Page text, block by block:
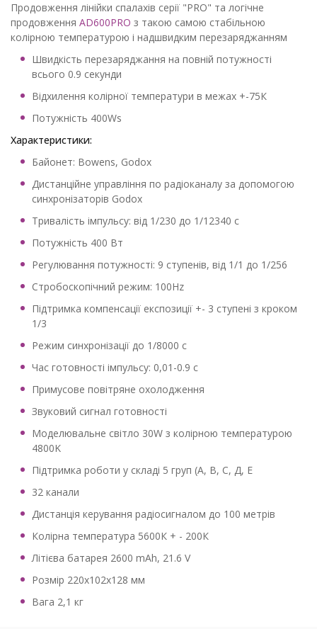
Продовження лінійки спалахів серії "PRO" та логічне
продовження AD600PRO з такою самою стабільною
колірною температурою і надшвидким перезаряджанням
Швидкість перезаряджання на повній потужності
всього 0.9 секунди
Відхилення колірної температури в межах +-75К
Потужність 400Ws
Характеристики:
Байонет: Bowens, Godox
Дистанційне управління по радіоканалу за допомогою
синхронізаторів Godox
Тривалість імпульсу: від 1/230 до 1/12340 с
Потужність 400 Вт
Регулювання потужності: 9 ступенів, від 1/1 до 1/256
Стробоскопічний режим: 100Hz
Підтримка компенсації експозиції +- 3 ступені з кроком
1/3
Режим синхронізації до 1/8000 с
Час готовності імпульсу: 0,01-0.9 с
Примусове повітряне охолодження
Звуковий сигнал готовності
Моделювальне світло 30W з колірною температурою
4800K
Підтримка роботи у складі 5 груп (А, В, С, Д, Е
32 канали
Дистанція керування радіосигналом до 100 метрів
Колірна температура 5600К + - 200К
Літієва батарея 2600 mAh, 21.6 V
Розмір 220х102х128 мм
Вага 2,1 кг